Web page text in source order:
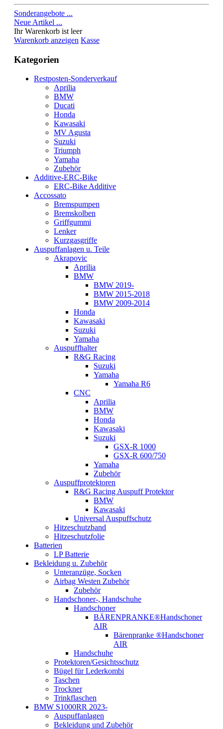
Sonderangebote ...
Neue Artikel ...
Ihr Warenkorb ist leer
Warenkorb anzeigen Kasse
Kategorien
Restposten-Sonderverkauf
Aprilia
BMW
Ducati
Honda
Kawasaki
MV Agusta
Suzuki
Triumph
Yamaha
Zubehör
Additive-ERC-Bike
ERC-Bike Additive
Accossato
Bremspumpen
Bremskolben
Griffgummi
Lenker
Kurzgasgriffe
Auspuffanlagen u. Teile
Akrapovic
Aprilia
BMW
BMW 2019-
BMW 2015-2018
BMW 2009-2014
Honda
Kawasaki
Suzuki
Yamaha
Auspuffhalter
R&G Racing
Suzuki
Yamaha
Yamaha R6
CNC
Aprilia
BMW
Honda
Kawasaki
Suzuki
GSX-R 1000
GSX-R 600/750
Yamaha
Zubehör
Auspuffprotektoren
R&G Racing Auspuff Protektor
BMW
Kawasaki
Universal Auspuffschutz
Hitzeschutzband
Hitzeschutzfolie
Batterien
LP Batterie
Bekleidung u. Zubehör
Unteranzüge, Socken
Airbag Westen Zubehör
Zubehör
Handschoner-, Handschuhe
Handschoner
BÄRENPRANKE®Handschoner
AIR
Bärenpranke ®Handschoner
AIR
Handschuhe
Protektoren/Gesichtsschutz
Bügel für Lederkombi
Taschen
Trockner
Trinkflaschen
BMW S1000RR 2023-
Auspuffanlagen
Bekleidung und Zubehör